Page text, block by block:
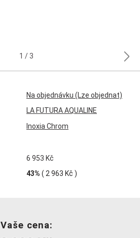
1 3
Na objednávku (Lze objednat)
LA FUTURA AQUALINE
Inoxia Chrom
6 953 Kč
43% ( 2 963 Kč )
Vaše cena: